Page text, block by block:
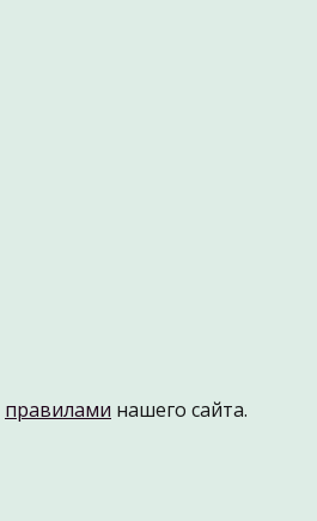
правилами нашего сайта.